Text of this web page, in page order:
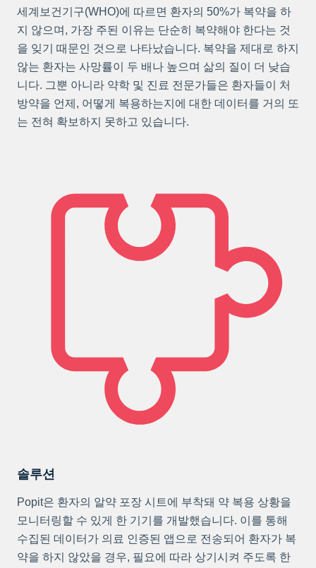
세계보건기구(WHO)에 따르면 환자의 50%가 복약을 하
지 않으며, 가장 주된 이유는 단순히 복약해야 한다는 것
을 잊기 때문인 것으로 나타났습니다. 복약을 제대로 하지
않는 환자는 사망률이 두 배나 높으며 삶의 질이 더 낮습
니다. 그뿐 아니라 약학 및 진료 전문가들은 환자들이 처
방약을 언제, 어떻게 복용하는지에 대한 데이터를 거의 또
는 전혀 확보하지 못하고 있습니다.
솔루션
Popit은 환자의 알약 포장 시트에 부착돼 약 복용 상황을
모니터링할 수 있게 한 기기를 개발했습니다. 이를 통해
수집된 데이터가 의료 인증된 앱으로 전송되어 환자가 복
약을 하지 않았을 경우, 필요에 따라 상기시켜 주도록 한